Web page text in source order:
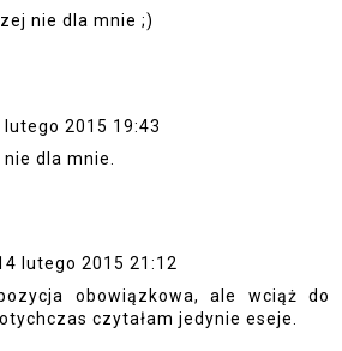
nie dla mnie ;)
lutego 2015 19:43
dla mnie.
lutego 2015 21:12
obowiązkowa, ale wciąż do
czytałam jedynie eseje.